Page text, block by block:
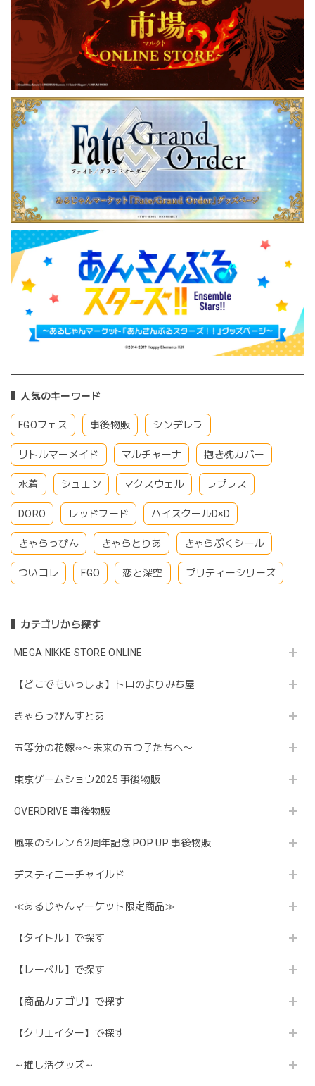
人気のキーワード
FGOフェス 事後物販 シンデレラ
リトルマーメイド マルチャーナ 抱き枕カバー
水着 シュエン マクスウェル ラプラス
DORO レッドフード ハイスクールD×D
きゃらっぴん きゃらとりあ きゃらぷくシール
ついコレ FGO 恋と深空 プリティーシリーズ
カテゴリから探す
MEGA NIKKE STORE ONLINE
【どこでもいっしょ】トロのよりみち屋
きゃらっぴんすとあ
五等分の花嫁∽〜未来の五つ子たちへ〜
東京ゲームショウ2025 事後物販
OVERDRIVE 事後物販
風来のシレン６2周年記念 POP UP 事後物販
デスティニーチャイルド
≪あるじゃんマーケット限定商品≫
【タイトル】で探す
【レーベル】で探す
【商品カテゴリ】で探す
【クリエイター】で探す
～推し活グッズ～